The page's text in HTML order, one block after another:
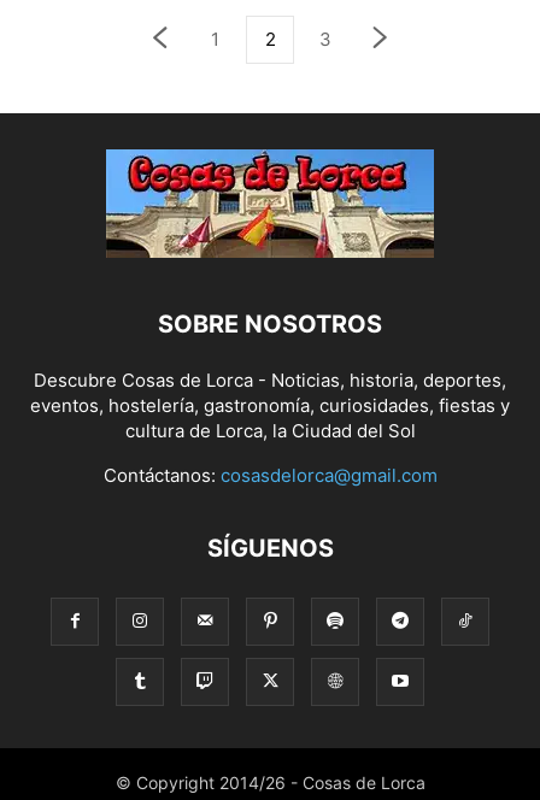
1 2 3
SOBRE NOSOTROS
Descubre Cosas de Lorca - Noticias, historia, deportes,
eventos, hostelería, gastronomía, curiosidades, fiestas y
cultura de Lorca, la Ciudad del Sol
Contáctanos: cosasdelorca@gmail.com
SÍGUENOS
© Copyright 2014/26 - Cosas de Lorca